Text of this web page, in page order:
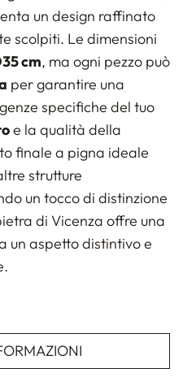
un design raffinato
scolpiti. Le dimensioni
cm, ma ogni pezzo può
per garantire una
specifiche del tuo
e la qualità della
finale a pigna ideale
strutture
un tocco di distinzione
di Vicenza offre una
un aspetto distintivo e